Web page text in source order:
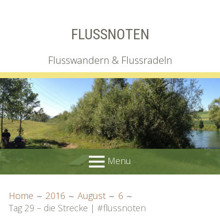
FLUSSNOTEN
Flusswandern & Flussradeln
Menu
MENU
Irgendlink
Home 2016 August
6
Tag 29 – die Strecke | #flussnoten